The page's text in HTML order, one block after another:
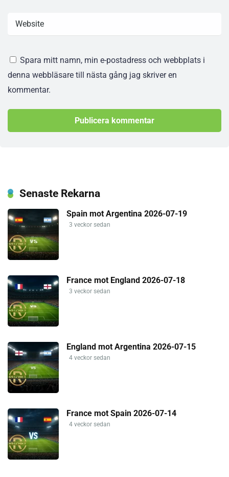
Spara mitt namn, min e-postadress och webbplats i
denna webbläsare till nästa gång jag skriver en
kommentar.
Senaste Rekarna
Spain mot Argentina 2026-07-19
3 veckor sedan
France mot England 2026-07-18
3 veckor sedan
England mot Argentina 2026-07-15
4 veckor sedan
France mot Spain 2026-07-14
4 veckor sedan